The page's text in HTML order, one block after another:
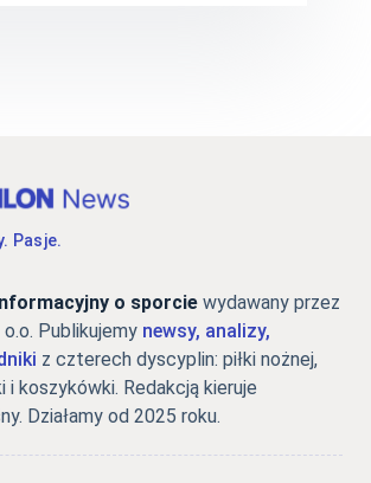
Pasje.
o sporcie wydawany przez
Publikujemy newsy, analizy,
z czterech dyscyplin: piłki nożnej,
i koszykówki. Redakcją kieruje
Działamy od 2025 roku.